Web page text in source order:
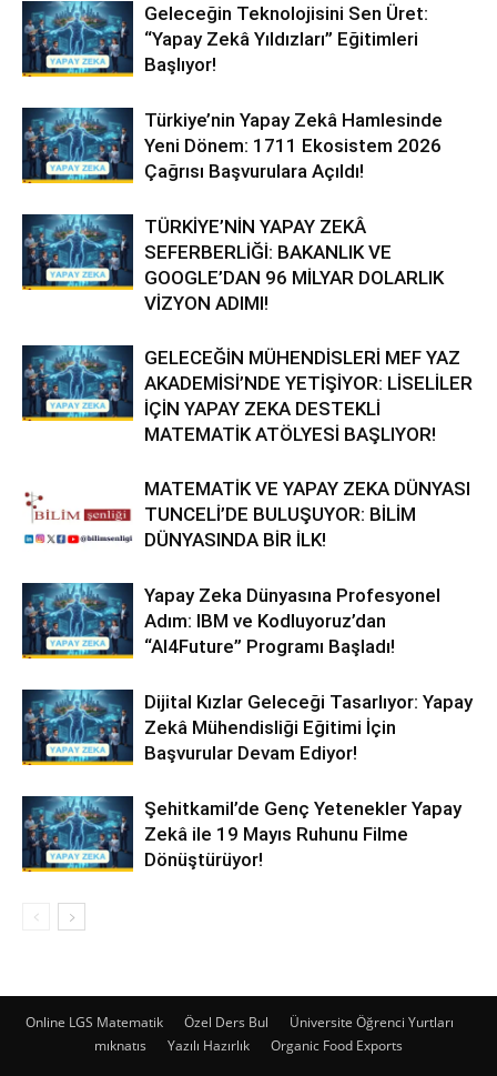
Geleceğin Teknolojisini Sen Üret:
“Yapay Zekâ Yıldızları” Eğitimleri
Başlıyor!
Türkiye’nin Yapay Zekâ Hamlesinde
Yeni Dönem: 1711 Ekosistem 2026
Çağrısı Başvurulara Açıldı!
TÜRKİYE’NİN YAPAY ZEKÂ
SEFERBERLİĞİ: BAKANLIK VE
GOOGLE’DAN 96 MİLYAR DOLARLIK
VİZYON ADIMI!
GELECEĞİN MÜHENDİSLERİ MEF YAZ
AKADEMİSİ’NDE YETİŞİYOR: LİSELİLER
İÇİN YAPAY ZEKA DESTEKLİ
MATEMATİK ATÖLYESİ BAŞLIYOR!
MATEMATİK VE YAPAY ZEKA DÜNYASI
TUNCELİ’DE BULUŞUYOR: BİLİM
DÜNYASINDA BİR İLK!
Yapay Zeka Dünyasına Profesyonel
Adım: IBM ve Kodluyoruz’dan
“AI4Future” Programı Başladı!
Dijital Kızlar Geleceği Tasarlıyor: Yapay
Zekâ Mühendisliği Eğitimi İçin
Başvurular Devam Ediyor!
Şehitkamil’de Genç Yetenekler Yapay
Zekâ ile 19 Mayıs Ruhunu Filme
Dönüştürüyor!
Online LGS Matematik Özel Ders Bul
Üniversite Öğrenci Yurtları
mıknatıs
Yazılı Hazırlık Organic Food Exports